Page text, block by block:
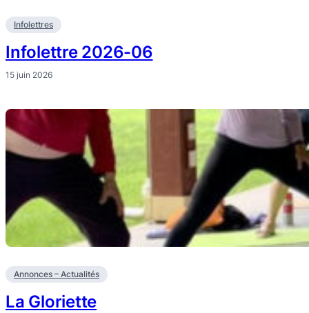
Infolettres
Infolettre 2026-06
15 juin 2026
Annonces – Actualités
La Gloriette